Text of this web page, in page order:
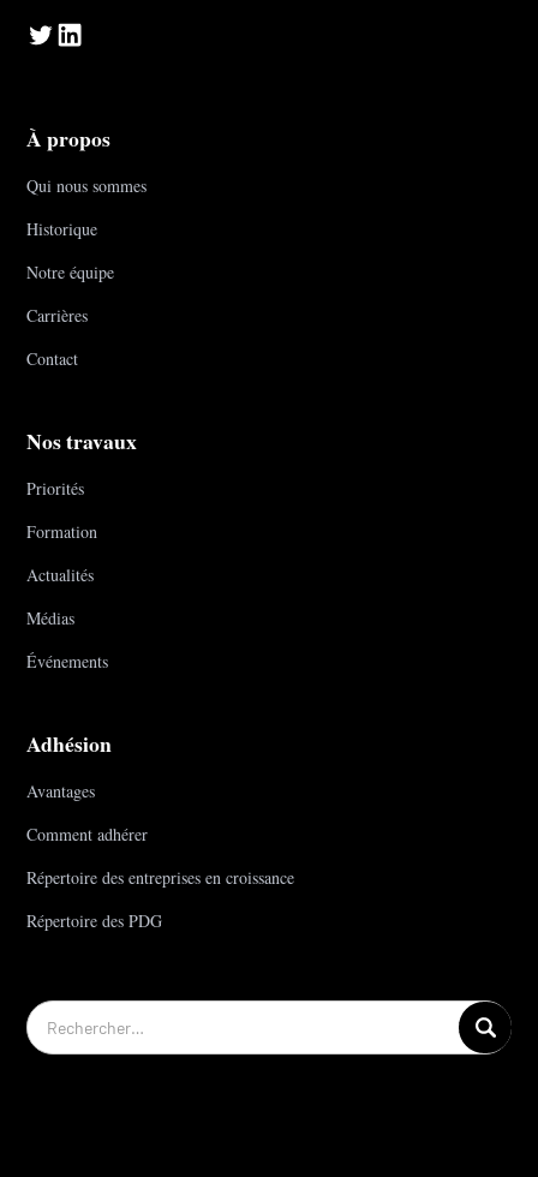
À propos
Qui nous sommes
Historique
Notre équipe
Carrières
Contact
Nos travaux
Priorités
Formation
Actualités
Médias
Événements
Adhésion
Avantages
Comment adhérer
Répertoire des entreprises en croissance
Répertoire des PDG